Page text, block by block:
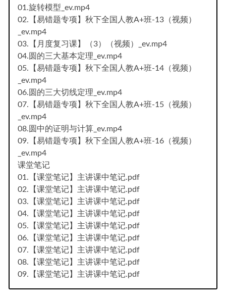
01.旋转模型_ev.mp4
02.【易错题专项】秋下全国人教A+班-13（视频）
_ev.mp4
03.【月度复习课】（3）（视频）_ev.mp4
04.圆的三大基本定理_ev.mp4
05.【易错题专项】秋下全国人教A+班-14（视频）
_ev.mp4
06.圆的三大切线定理_ev.mp4
07.【易错题专项】秋下全国人教A+班-15（视频）
_ev.mp4
08.圆中的证明与计算_ev.mp4
09.【易错题专项】秋下全国人教A+班-16（视频）
_ev.mp4
课堂笔记
01.【课堂笔记】主讲课中笔记.pdf
02.【课堂笔记】主讲课中笔记.pdf
03.【课堂笔记】主讲课中笔记.pdf
04.【课堂笔记】主讲课中笔记.pdf
05.【课堂笔记】主讲课中笔记.pdf
06.【课堂笔记】主讲课中笔记.pdf
07.【课堂笔记】主讲课中笔记.pdf
08.【课堂笔记】主讲课中笔记.pdf
09.【课堂笔记】主讲课中笔记.pdf